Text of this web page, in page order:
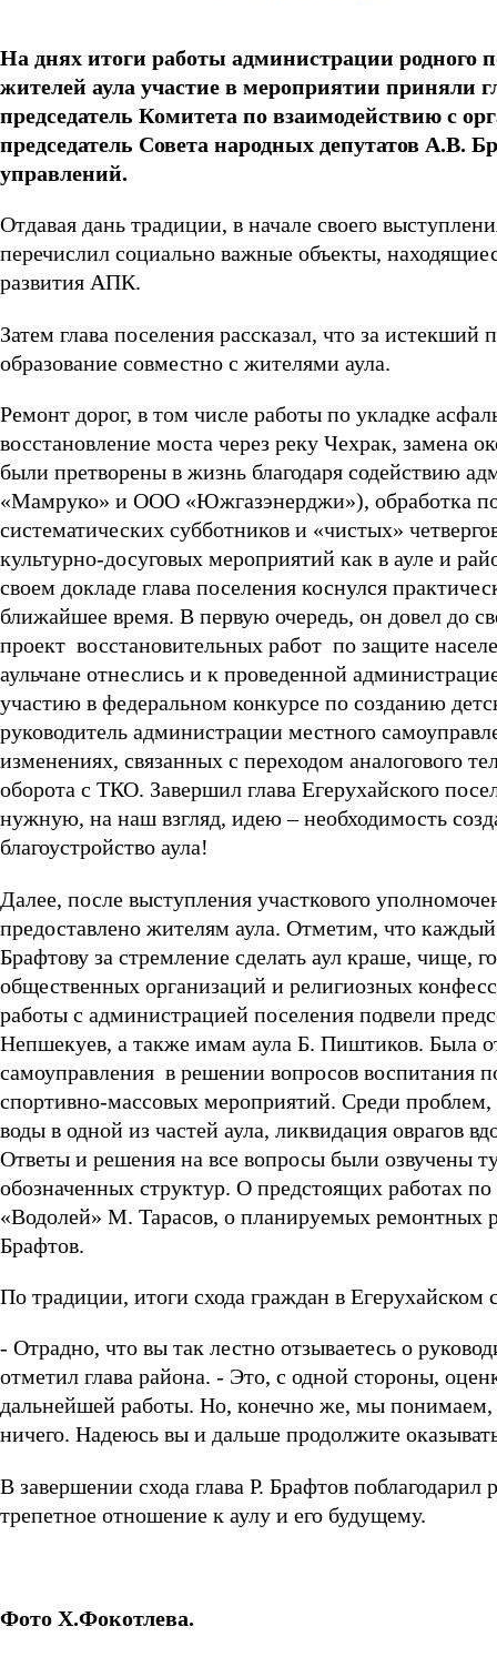
На днях итоги работы администрации родного
жителей аула участие в мероприятии приняли
председатель Комитета по взаимодействию с
председатель Совета народных депутатов А.В.
управлений.
Отдавая дань традиции, в начале своего
перечислил социально важные объекты,
развития АПК.
Затем глава поселения рассказал, что за
образование совместно с жителями аула.
Ремонт дорог, в том числе работы по укладке
восстановление моста через реку Чехрак, замена
были претворены в жизнь благодаря содействию
«Мамруко» и ООО «Южгазэнерджи»), обработка
систематических субботников и «чистых»
культурно-досуговых мероприятий как в ауле и
своем докладе глава поселения коснулся
ближайшее время. В первую очередь, он довел до
проект восстановительных работ по защите
аульчане отнеслись и к проведенной
участию в федеральном конкурсе по созданию
руководитель администрации местного
изменениях, связанных с переходом аналогового
оборота с ТКО. Завершил глава Егерухайского
нужную, на наш взгляд, идею – необходимость
благоустройство аула!
Далее, после выступления участкового
предоставлено жителям аула. Отметим, что
Брафтову за стремление сделать аул краше, чище,
общественных организаций и религиозных
работы с администрацией поселения подвели
Непшекуев, а также имам аула Б. Пиштиков. Была
самоуправления в решении вопросов воспитания
спортивно-массовых мероприятий. Среди
воды в одной из частей аула, ликвидация оврагов
Ответы и решения на все вопросы были озвучены
обозначенных структур. О предстоящих работах
«Водолей» М. Тарасов, о планируемых ремонтных
Брафтов.
По традиции, итоги схода граждан в
- Отрадно, что вы так лестно отзываетесь о
отметил глава района. - Это, с одной стороны,
дальнейшей работы. Но, конечно же, мы понимаем,
ничего. Надеюсь вы и дальше продолжите
В завершении схода глава Р. Брафтов
трепетное отношение к аулу и его будущему.
Фото Х.Фокотлева.